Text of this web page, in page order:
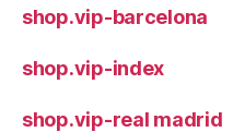
shop.vip-barcelona
shop.vip-index
shop.vip-real madrid